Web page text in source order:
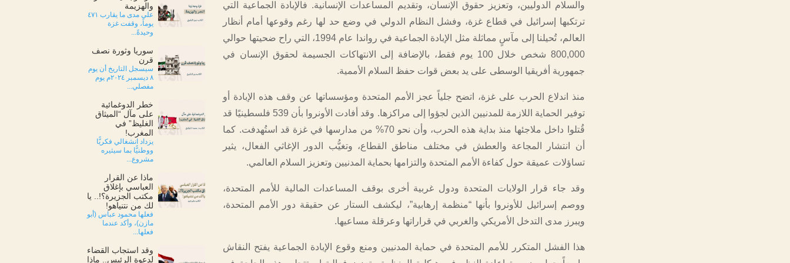
والهزيمة
على مدى ما يقارب ٤٧١
يوماً، وقفت غزة
وحيدةً...
سوريا وثورة نصف
قرن
سيسجل التاريخ أن يوم
٨ ديسمبر ٢٠٢٤م يوم
مفصلي...
خطر الدوغمائية
على مآل “الميثاق
الغليظ” في
المغرب!
يزداد انشغالي فكريًّا
ووطنيًّا بما سيثيره
مشروع...
ماذا عن القرار
العباسي بإغلاق
مكتب الجزيرة؟!.. يا
لك من نتنياهو!
فعلها محمود عباس (أبو
مازن)، وأكد عندما
فعلها...
وقد استجاب القضاء
لدعوة الرئيس.. ماذا
والسلام الدوليين، وتعزيز حقوق الإنسان، وتقديم المساعدات الإنسانية. فالإبادة الجماعية التي
ترتكبها إسرائيل في قطاع غزة، وفشل النظام الدولي في وضع حد لها رغم وقوعها أمام أنظار
العالم، تُحيلنا إلى مآسٍ مماثلة مثل الإبادة الجماعية في رواندا عام 1994، التي راح ضحيتها حوالي
800,000 شخص خلال 100 يوم فقط، بالإضافة إلى الانتهاكات الجسيمة لحقوق الإنسان في
جمهورية أفريقيا الوسطى على يد بعض قوات حفظ السلام الأممية.
منذ اندلاع الحرب على غزة، اتضح جلياً عجز الأمم المتحدة ومؤسساتها عن وقف هذه الإبادة أو
توفير الحماية اللازمة للمدنيين الذين لجؤوا إلى مراكزها. وقد أفادت الأونروا بأن 539 فلسطينيًا قد
قُتلوا داخل ملاجئها منذ بداية هذه الحرب، وأن نحو 70% من مدارسها في غزة قد استُهدفت. كما
أن انتشار المجاعة والعطش في مختلف مناطق القطاع، وتغيُّب الدور الإغاثي الفعال، يثير
تساؤلات عميقة حول كفاءة الأمم المتحدة والتزامها بحماية المدنيين وتعزيز السلام العالمي.
وقد جاء قرار الولايات المتحدة ودول غربية أخرى بوقف المساعدات المالية للأمم المتحدة،
ووصم إسرائيل للأونروا بأنها “منظمة إرهابية”، ليكشف الستار عن حقيقة دور الأمم المتحدة،
ويبرز مدى التدخل الأمريكي والغربي في قراراتها وعرقلة مساعيها.
هذا الفشل المتكرر للأمم المتحدة في حماية المدنيين ومنع وقوع الإبادة الجماعية يفتح النقاش